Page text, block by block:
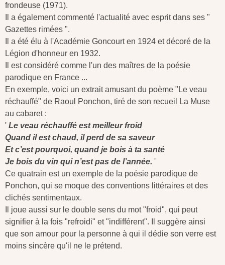
frondeuse (1971).
Il a également commenté l'actualité avec esprit dans ses "
Gazettes rimées ".
Il a été élu à l'Académie Goncourt en 1924 et décoré de la
Légion d'honneur en 1932.
Il est considéré comme l'un des maîtres de la poésie
parodique en France ...
En exemple, voici un extrait amusant du poème "Le veau
réchauffé" de Raoul Ponchon, tiré de son recueil La Muse
au cabaret :
' Le veau réchauffé est meilleur froid
Quand il est chaud, il perd de sa saveur
Et c’est pourquoi, quand je bois à ta santé
Je bois du vin qui n’est pas de l’année. '
Ce quatrain est un exemple de la poésie parodique de
Ponchon, qui se moque des conventions littéraires et des
clichés sentimentaux.
Il joue aussi sur le double sens du mot "froid", qui peut
signifier à la fois "refroidi" et "indifférent". Il suggère ainsi
que son amour pour la personne à qui il dédie son verre est
moins sincère qu'il ne le prétend.